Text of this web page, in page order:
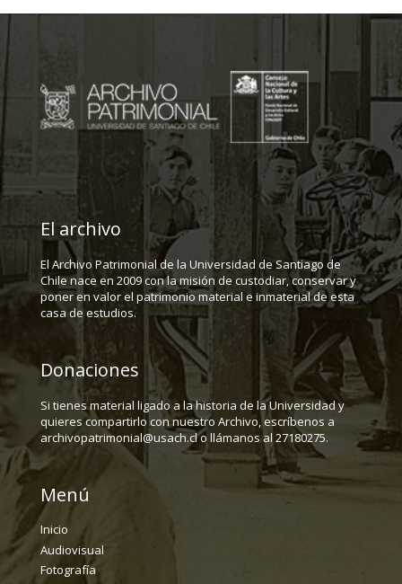
El archivo
El Archivo Patrimonial de la Universidad de Santiago de
Chile nace en 2009 con la misión de custodiar, conservar y
poner en valor el patrimonio material e inmaterial de esta
casa de estudios.
Donaciones
Si tienes material ligado a la historia de la Universidad y
quieres compartirlo con nuestro Archivo, escríbenos a
archivopatrimonial@usach.cl o llámanos al 27180275.
Menú
Inicio
Audiovisual
Fotografía